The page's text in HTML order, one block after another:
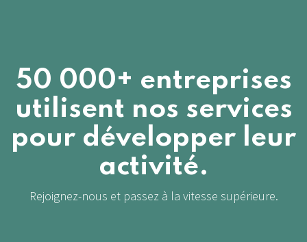
50 000+ entreprises
utilisent nos services
pour développer leur
activité.
Rejoignez-nous et passez à la vitesse supérieure.